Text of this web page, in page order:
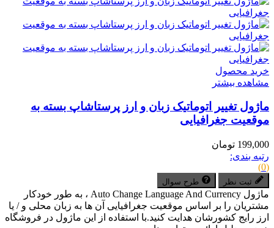
خرید محصول
مشاهده بیشتر
ماژول تغییر اتوماتیک زبان و ارز پرستاشاپ بسته به
موقعیت جغرافیایی
199,000 تومان
رتبه بندی:
(0)
ثبت نظر طرح سوال
ماژول Auto Change Language And Currency ، به طور خودکار
مشتریان را بر اساس موقعیت جغرافیایی آن­ ها به زبان محلی و / یا
ارز رایج کشورشان هدایت کنید.با استفاده از این ماژول در فروشگاه